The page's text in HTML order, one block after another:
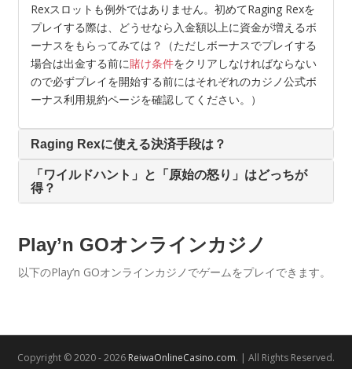
Rexスロットも例外ではありません。初めてRaging Rexを
プレイする際は、どうせなら入金額以上に資金が増えるボ
ーナスをもらってみては？（ただしボーナスでプレイする
場合は出金する前に賭け条件をクリアしなければならない
ので必ずプレイを開始する前にはそれぞれのカジノ公式ボ
ーナス利用規約ページを確認してください。）
Raging Rexに使える決済手段は？
「ワイルドハント」と「原始の怒り」はどっちが
得？
Play’n GOオンラインカジノ
以下のPlay’n GOオンラインカジノでゲームをプレイできます。
Copyright © 2020 - 2026 ReiwaOnlineCasino.com. | All Rights Reserved.